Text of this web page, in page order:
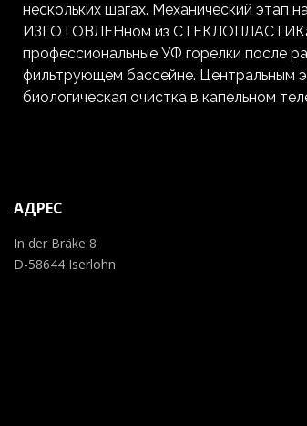
нескольких шагах. Механический этап
ИЗГОТОВЛЕНном из
профессиональные УФ горелки после
фильтрующем бассейне. Центральным
биологическая очистка в капельном
АДРЕС
In der Bräke 8
D-58644 Iserlohn